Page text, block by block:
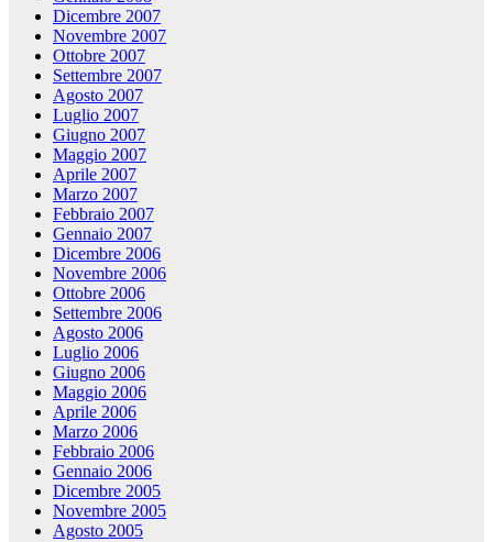
Dicembre 2007
Novembre 2007
Ottobre 2007
Settembre 2007
Agosto 2007
Luglio 2007
Giugno 2007
Maggio 2007
Aprile 2007
Marzo 2007
Febbraio 2007
Gennaio 2007
Dicembre 2006
Novembre 2006
Ottobre 2006
Settembre 2006
Agosto 2006
Luglio 2006
Giugno 2006
Maggio 2006
Aprile 2006
Marzo 2006
Febbraio 2006
Gennaio 2006
Dicembre 2005
Novembre 2005
Agosto 2005